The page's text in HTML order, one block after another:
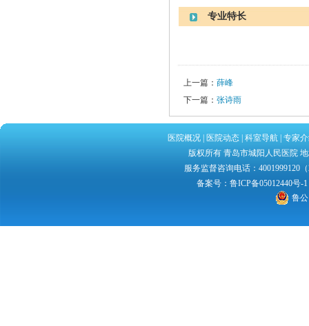
专业特长
上一篇： 薛峰
下一篇： 张诗雨
医院概况| 医院动态| 科室导航| 专家
版权所有 青岛市城阳人民医院
服务监督咨询电话：4001999120
备案号： 鲁ICP备05012440号-1
鲁公